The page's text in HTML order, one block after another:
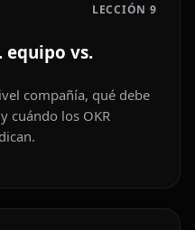
LECCIÓN 9
equipo vs.
compañía, qué debe
cuándo los OKR